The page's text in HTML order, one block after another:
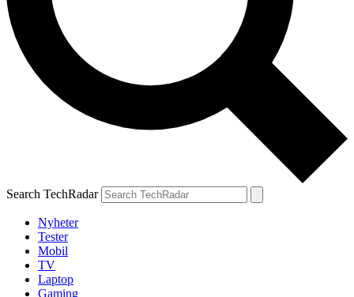
Search TechRadar
Nyheter
Tester
Mobil
TV
Laptop
Gaming